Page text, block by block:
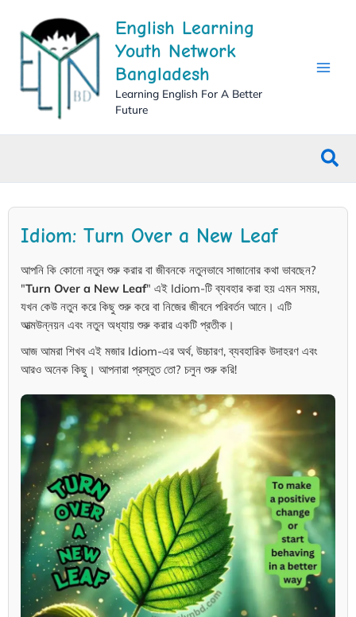
content
English Learning
Youth Network
Bangladesh
Learning English For A Better
Future
Idiom: Turn Over a New Leaf
আপনি কি কোনো নতুন শুরু করার বা জীবনকে নতুনভাবে সাজানোর কথা ভাবছেন?
"Turn Over a New Leaf" এই Idiom-টি ব্যবহার করা হয় এমন সময়,
যখন কেউ নতুন করে কিছু শুরু করে বা নিজের জীবনে পরিবর্তন আনে। এটি
আত্মউন্নয়ন এবং নতুন অধ্যায় শুরু করার একটি প্রতীক।
আজ আমরা শিখব এই মজার Idiom-এর অর্থ, উচ্চারণ, ব্যবহারিক উদাহরণ এবং
আরও অনেক কিছু। আপনারা প্রস্তুত তো? চলুন শুরু করি!